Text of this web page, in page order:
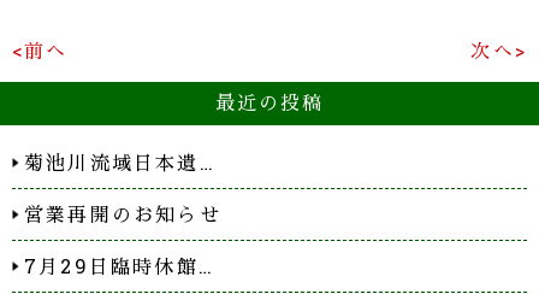
<前へ 次へ>
最近の投稿
菊池川流域日本遺…
営業再開のお知らせ
7月29日臨時休館…